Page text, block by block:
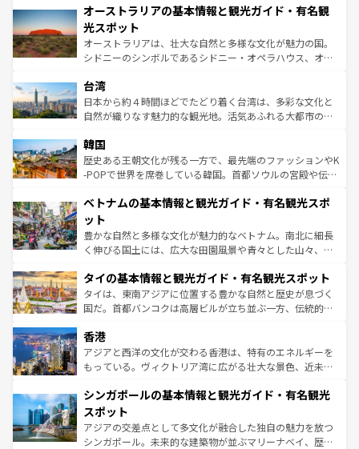
文化が魅力。旅行者はアメリカの各地域で異なる魅力を楽
しみながら、その多様性と豊かな歴史を感じることができ
るだろう。車でのロードトリップや列車の旅も、アメリカ
ならではの贅沢な旅のスタイルだ。 なお、新着のアメリカ
情報は コンテンツ一覧 を参照してほしい。
ワイ島は見逃せない。また、定番の観光地といえばオアフ
島だが、静かな自然を求めるならマウイ島やカウアイ島が
おすすめ。エメラルドグリーンに輝く海をはじめ、豊かな
文化や歴史が息づいている。「アロハスピリット」と呼ば
人々、おいしいローカルフードやハワイアンミュージッ
ク、伝統的なフラダンスなど、すべてがハワイの魅力を彩
っている。訪れるたびに新しい発見と感動が待っているハ
はコンテンツ一覧
オーストラリアの基本情報と観光ガイド・有名観
光スポット
オーストラリアは、壮大な自然と多様な文化が魅力の国。
シドニーのシンボルであるシドニー・オペラハウス、オー
リアリーフや大陸中央部にそびえるウルル（エアーズロッ
ク）、タスマニアの美しい原生林やケアンズの熱帯雨林な
ど、見どころがたくさん。また、カフェやワイン、オージ
いる。アクティビティも充実しており、サーフィンやダイ
ビング、ハイキングなど、アウトドア好きにはたまらな
い。オーストラリアの多彩な魅力を存分に味わいつくそ
参照してほしい。
台湾
日本から約４時間ほどでたどり着く台湾は、多彩な文化と
自然が織りなす魅力的な観光地。活気あふれる大都市の台
ン）、静ひつな山岳地帯である台湾東部など、都市の喧騒
と山間の静けさが共存しており、訪れる人に新しい発見と
驚きをもたらしてくれる。また、奥深い台湾の食文化も魅
容にもいいと評判のスイーツなど、バラエティ豊かな料理
照してほしい。
韓国
歴史ある王朝文化が残る一方で、最先端のファッションやK
-POPで世界を席巻している韓国。首都ソウルの宮殿や伝統
き、地方に足を延ばせば四季折々の自然美を楽しむことが
できる。そして、キムチや焼肉、絶品のストリートフード
まで、さまざまな韓国料理が待っている。夜には、韓国な
らではのナイトライフも堪能できる。あたたかいホスピタ
わってみてほしい。 なお、新着の韓国情報はコンテンツ一
覧 を参照してほしい。
ベトナムの基本情報と観光ガイド・有名観光スポ
ット
豊かな自然と多様な文化が魅力的なベトナム。南北に細長
く伸びる国土には、広大な田園風景や青々とした山々、世
急速な発展と共に伝統が息づく。ハノイの古い町並みやホ
ーチミン市のフランス統治時代の建物も、独特の雰囲気を
醸し出している。また、バラエティの豊かさとおいしさで
とつ。フォーやバインミー、ベトナムコーヒーなどは、ぜ
ひ現地で味わいたい。どの地域を訪れてもあたたかい人々
が旅行者を迎えてくれるので、きっと忘れられない旅にな
参照してほしい。
タイの基本情報と観光ガイド・有名観光スポット
タイは、東南アジアに位置する豊かな自然と歴史が息づく
国だ。首都バンコクは高層ビルが立ち並ぶ一方、伝統的な
の活気が交差している。北部ではチェンマイなどの山岳地
帯で自然と触れ合い、南部ではプーケットやクラビの美し
いビーチでリゾート気分を楽しむことができる。タイ料理
激する。気候は一年中温暖で、どの季節にも異なる楽しみ
が待っている。親しみやすいタイの人々、仏教を中心とし
た文化、そして多様な観光資源が、訪れる旅人を魅了し続
ける。 なお、新着のタイ情報はコンテンツ一覧を参照して
香港
アジアと西洋の文化が交わる香港は、特有のエネルギーを
もっている。ヴィクトリア湾に広がる壮大な景色、近未来
み、どこを訪れても感動するはず。観光スポットが密集し
ており、効率よく見どころを回れるのも魅力。息をのむよ
うな絶景から文化的な体験まで、香港を存分に楽しみ尽く
そう。 なお、新着の香港情報はコンテンツ一覧を参照して
シンガポールの基本情報と観光ガイド・有名観光
スポット
アジアの交差点として多文化が融合した独自の魅力を放つ
シンガポール。未来的な建築物が並ぶマリーナベイ、歴史